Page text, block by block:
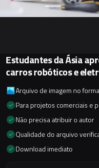
Estudantes da Ásia
carros robóticos e
Arquivo de imagem no
Para projetos comerciais e
Não precisa atribuir o autor
Qualidade do arquivo
Download imediato